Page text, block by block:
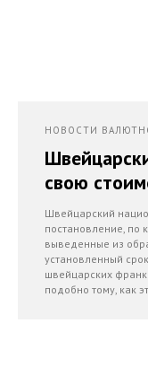
НОВОСТИ
свою
Швейцарский
постановление, по
выведенные из
установленный
швейцарских
подобно тому, как